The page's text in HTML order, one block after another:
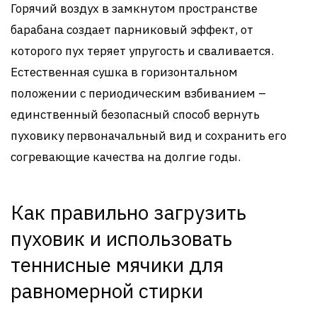
Горячий воздух в замкнутом пространстве
барабана создает парниковый эффект, от
которого пух теряет упругость и сваливается.
Естественная сушка в горизонтальном
положении с периодическим взбиванием –
единственный безопасный способ вернуть
пуховику первоначальный вид и сохранить его
согревающие качества на долгие годы.
Как правильно загрузить
пуховик и использовать
теннисные мячики для
равномерной стирки